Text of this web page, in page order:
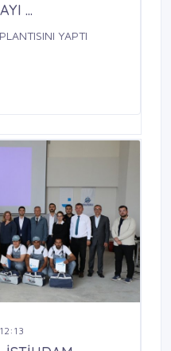
...
YAPTI